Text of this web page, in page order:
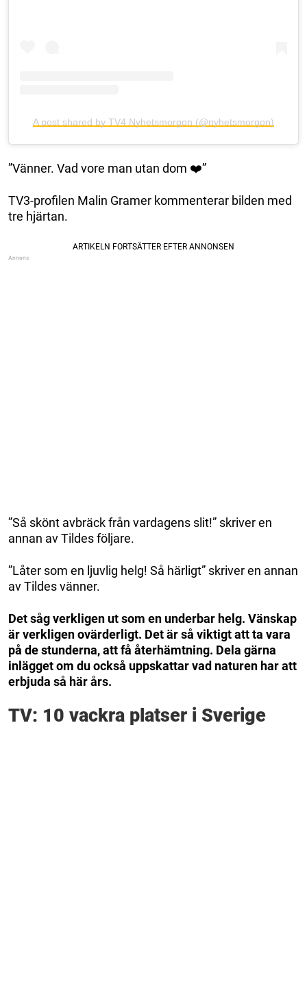
A post shared by TV4 Nyhetsmorgon (@nyhetsmorgon)
”Vänner. Vad vore man utan dom ❤️”
TV3-profilen Malin Gramer kommenterar bilden med
tre hjärtan.
”Så skönt avbräck från vardagens slit!” skriver en
annan av Tildes följare.
”Låter som en ljuvlig helg! Så härligt” skriver en annan
av Tildes vänner.
Det såg verkligen ut som en underbar helg. Vänskap
är verkligen ovärderligt. Det är så viktigt att ta vara
på de stunderna, att få återhämtning. Dela gärna
inlägget om du också uppskattar vad naturen har att
erbjuda så här års.
TV: 10 vackra platser i Sverige